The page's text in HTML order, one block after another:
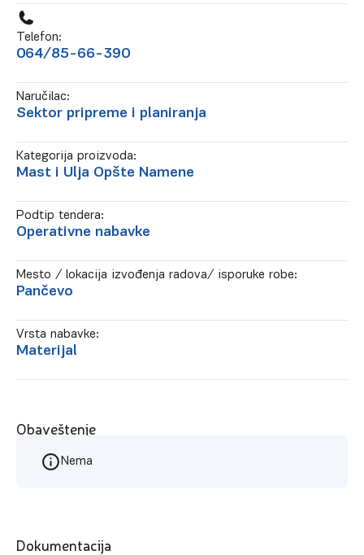
Telefon:
064/85-66-390
Naručilac:
Sektor pripreme i planiranja
Kategorija proizvoda:
Mast i Ulja Opšte Namene
Podtip tendera:
Operativne nabavke
Mesto / lokacija izvođenja radova/ isporuke robe:
Pančevo
Vrsta nabavke:
Materijal
Obaveštenje
Nema
Dokumentacija